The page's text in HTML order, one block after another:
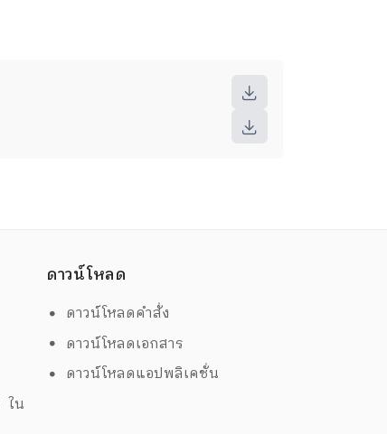
ใน
ดาวน์โหลด
ดาวน์โหลดคำสั่ง
ดาวน์โหลดเอกสาร
ดาวน์โหลดแอปพลิเคชั่น